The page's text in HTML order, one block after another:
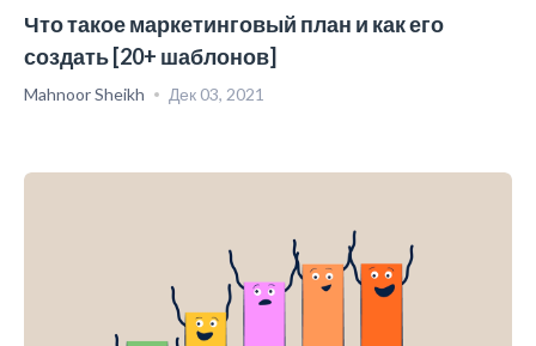
Что такое маркетинговый план и как его
создать [20+ шаблонов]
Mahnoor Sheikh Дек 03, 2021